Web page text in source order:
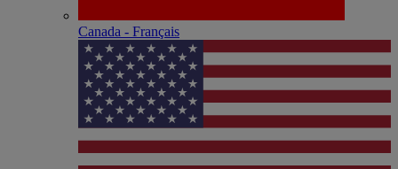
Canada - Français